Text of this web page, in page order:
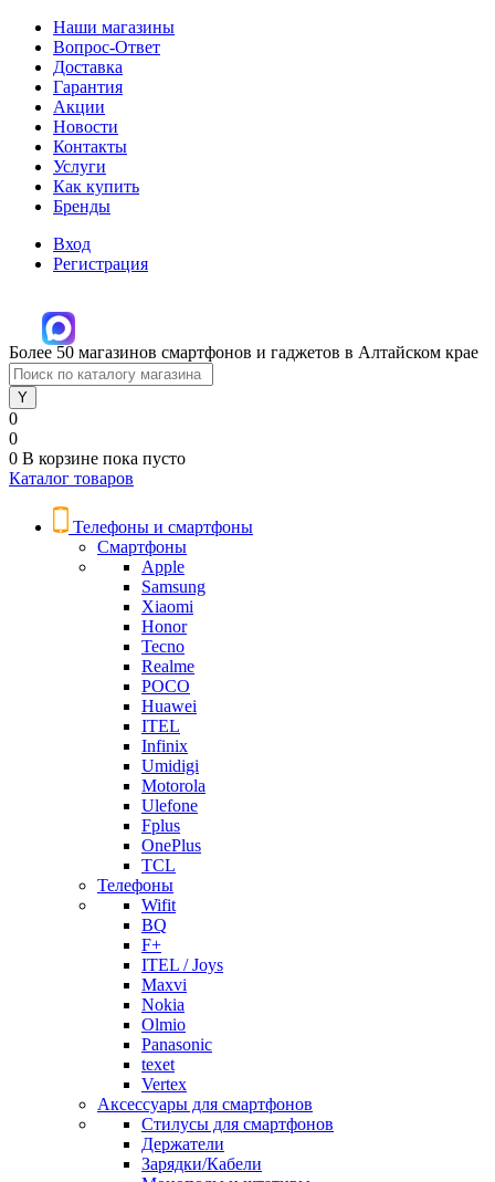
Наши магазины
Вопрос-Ответ
Доставка
Гарантия
Акции
Новости
Контакты
Услуги
Как купить
Бренды
Вход
Регистрация
Более 50 магазинов смартфонов и гаджетов в Алтайском крае
0
0
0 В корзине пока пусто
Каталог товаров
Телефоны и смартфоны
Смартфоны
Apple
Samsung
Xiaomi
Honor
Tecno
Realme
POCO
Huawei
ITEL
Infinix
Umidigi
Motorola
Ulefone
Fplus
OnePlus
TCL
Телефоны
Wifit
BQ
F+
ITEL / Joys
Maxvi
Nokia
Olmio
Panasonic
texet
Vertex
Аксессуары для смартфонов
Стилусы для смартфонов
Держатели
Зарядки/Кабели